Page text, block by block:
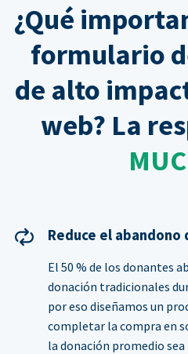
¿Qué
formulario
de alto
web? La
Reduce el abandono
El 50 % de los donantes
donación tradicionales
por eso diseñamos un
completar la compra en
la donación promedio sea